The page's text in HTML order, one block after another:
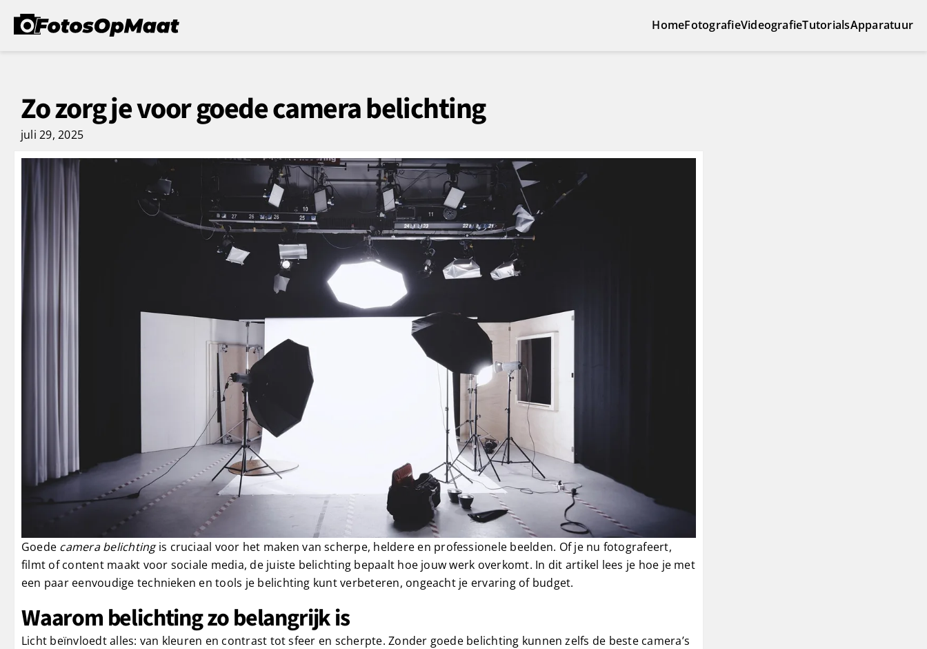
HomeFotografieVideografieTutorialsApparatuur
Zo zorg je voor goede camera belichting
juli 29, 2025
Goede camera belichtingis cruciaal voor het maken van scherpe, heldere en professionele beelden. Of je nu fotografeert,
filmt of content maakt voor sociale media, de juiste belichting bepaalt hoe jouw werk overkomt. In dit artikel lees je hoe je met
een paar eenvoudige technieken en tools je belichting kunt verbeteren, ongeacht je ervaring of budget.
Waarom belichting zo belangrijk is
Licht beïnvloedt alles: van kleuren en contrast tot sfeer en scherpte. Zonder goede belichting kunnen zelfs de beste camera’s